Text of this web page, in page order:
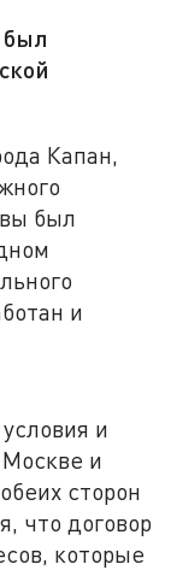
Капан,
был
и
и
и
сторон
что договор
которые